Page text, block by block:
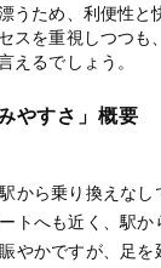
うため、利便性と
スを重視しつつも
えるでしょう。
やすさ」概要
から乗り換えな
トへも近く、駅か
やかですが、足